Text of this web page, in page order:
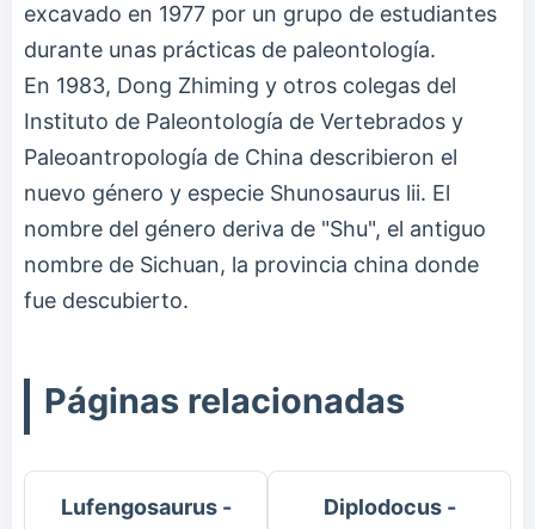
excavado en 1977 por un grupo de estudiantes
durante unas prácticas de paleontología.
En 1983, Dong Zhiming y otros colegas del
Instituto de Paleontología de Vertebrados y
Paleoantropología de China describieron el
nuevo género y especie Shunosaurus lii. El
nombre del género deriva de "Shu", el antiguo
nombre de Sichuan, la provincia china donde
fue descubierto.
Páginas relacionadas
Lufengosaurus -
Diplodocus -